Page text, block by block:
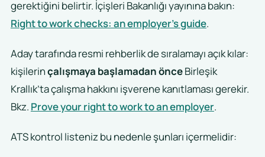
gerektiğini belirtir. İçişleri Bakanlığı yayınına bakın:
Right to work checks: an employer’s guide.
Aday tarafında resmi rehberlik de sıralamayı açık kılar:
kişilerinçalışmaya başlamadan önceBirleşik
Krallık’ta çalışma hakkını işverene kanıtlaması gerekir.
Bkz. Prove your right to work to an employer.
ATS kontrol listeniz bu nedenle şunları içermelidir: